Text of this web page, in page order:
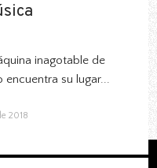
inagotable de
su lugar...
2018